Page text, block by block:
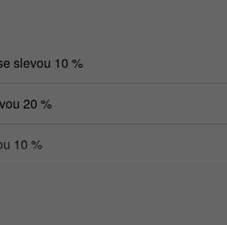
slevou 10 %
20 %
10 %